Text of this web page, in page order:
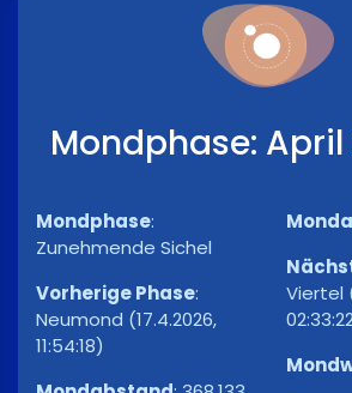
Mondphase: April
Mondphase:
Zunehmende Sichel
Vorherige Phase:
Neumond (17.4.2026,
11:54:18)
Viertel